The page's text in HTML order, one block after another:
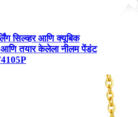
सिल्व्हर आणि क्यूबिक
आणि तयार केलेला नीलम पेंडंट